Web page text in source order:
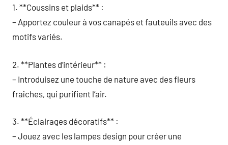
1. **Coussins et plaids** :
– Apportez couleur à vos canapés et fauteuils avec des
motifs variés.
2. **Plantes d’intérieur** :
– Introduisez une touche de nature avec des fleurs
fraîches, qui purifient l’air.
3. **Éclairages décoratifs** :
– Jouez avec les lampes design pour créer une